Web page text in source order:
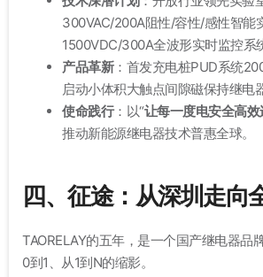
300VAC/200A阻性/容性/感性智能
1500VDC/300A全波形实时监控系
产品革新：首发充电桩PUD系统
启动小体积大触点间隙磁保持继电
使命践行：以“让每一度电安全高
推动新能源继电器技术普惠全球。
四、征途：从深圳走向
TAORELAY的五年，是一个国产继电器品
0到1、从1到N的缩影。